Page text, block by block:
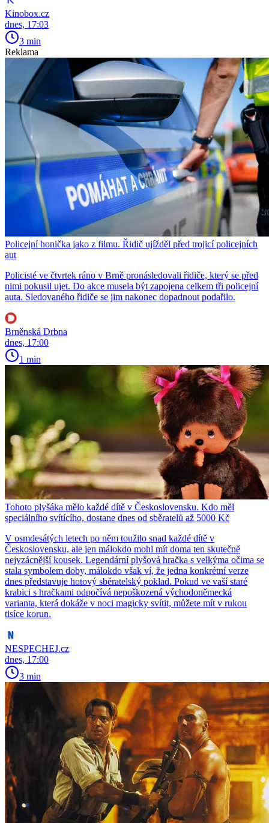
Kinobox.cz
dnes, 17:03
3 min
Reklama
Policejní honička jako z filmu. Řidič ujížděl před trojicí policejních
aut
Policisté ve čtvrtek ráno v Brně pronásledovali řidiče, který se před
nimi pokusil ujet. Do akce musela být zapojena celkem tři policejní
auta. Sledovaného řidiče se jim nakonec dopadnout podařilo.
Brněnská Drbna
dnes, 17:00
1 min
Tohoto plyšáka mělo každé dítě v Československu. Kdo měl
speciálního svítícího, dostane dnes od sběratelů až 5000 Kč
V osmdesátých letech po něm toužilo snad každé dítě v
Československu, ale jen málokdo mohl mít doma ten skutečně
nejvzácnější kousek. Legendární plyšová hračka s velkýma očima se
stala symbolem doby, málokdo však ví, že jedna konkrétní verze
dnes představuje hotový sběratelský poklad. Pokud ve vaší staré
krabici s hračkami odpočívá nepoškozená východoněmecká
varianta, která dokáže v noci magicky svítit, můžete mít v rukou
tisíce korun.
NESPECHEJ.cz
dnes, 17:00
3 min